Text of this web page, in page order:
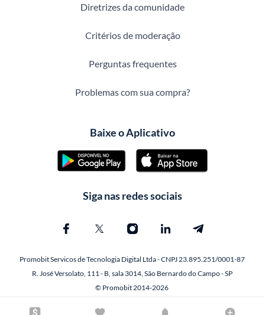
Diretrizes da comunidade
Critérios de moderação
Perguntas frequentes
Problemas com sua compra?
Baixe o Aplicativo
Siga nas redes sociais
Promobit Servicos de Tecnologia Digital Ltda - CNPJ 23.895.251/0001-87
R. José Versolato, 111 - B, sala 3014, São Bernardo do Campo - SP
© Promobit 2014-2026